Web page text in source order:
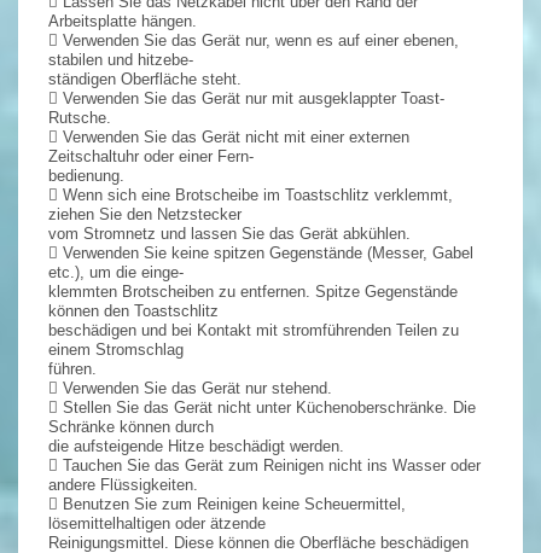
Arbeitsplatte hängen.
 Verwenden Sie das Gerät nur, wenn es auf einer ebenen,
stabilen und hitzebe-
ständigen Oberfläche steht.
 Verwenden Sie das Gerät nur mit ausgeklappter Toast-
Rutsche.
 Verwenden Sie das Gerät nicht mit einer externen
Zeitschaltuhr oder einer Fern-
bedienung.
 Wenn sich eine Brotscheibe im Toastschlitz verklemmt,
ziehen Sie den Netzstecker
vom Stromnetz und lassen Sie das Gerät abkühlen.
 Verwenden Sie keine spitzen Gegenstände (Messer, Gabel
etc.), um die einge-
klemmten Brotscheiben zu entfernen. Spitze Gegenstände
können den Toastschlitz
beschädigen und bei Kontakt mit stromführenden Teilen zu
einem Stromschlag
führen.
 Verwenden Sie das Gerät nur stehend.
 Stellen Sie das Gerät nicht unter Küchenoberschränke. Die
Schränke können durch
die aufsteigende Hitze beschädigt werden.
 Tauchen Sie das Gerät zum Reinigen nicht ins Wasser oder
andere Flüssigkeiten.
 Benutzen Sie zum Reinigen keine Scheuermittel,
lösemittelhaltigen oder ätzende
Reinigungsmittel. Diese können die Oberfläche beschädigen